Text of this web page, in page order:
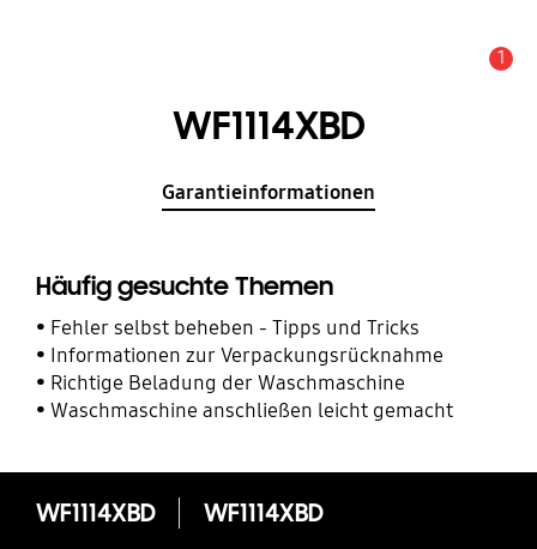
1
WF1114XBD
Garantieinformationen
Häufig gesuchte Themen
Fehler selbst beheben - Tipps und Tricks
Informationen zur Verpackungsrücknahme
Richtige Beladung der Waschmaschine
Waschmaschine anschließen leicht gemacht
WF1114XBD WF1114XBD